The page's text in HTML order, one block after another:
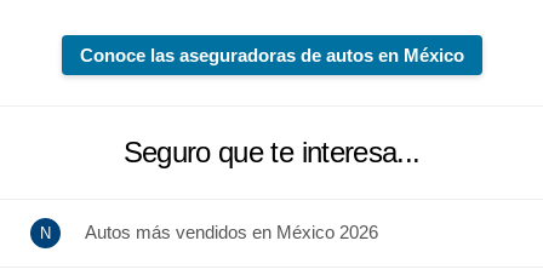
Conoce las aseguradoras de autos en México
Seguro que te interesa...
Autos más vendidos en México 2026